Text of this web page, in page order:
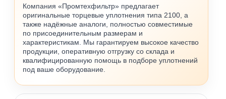
Компания «Промтехфильтр» предлагает
оригинальные торцевые уплотнения типа 2100, а
также надёжные аналоги, полностью совместимые
по присоединительным размерам и
характеристикам. Мы гарантируем высокое качество
продукции, оперативную отгрузку со склада и
квалифицированную помощь в подборе уплотнений
под ваше оборудование.